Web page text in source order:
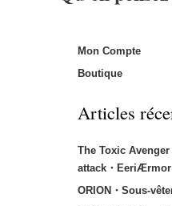
Mon Compte
Boutique
Articles
The Toxic
attack・EeriÆrmor
ORION・Sous-